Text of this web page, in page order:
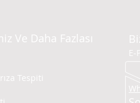
Ve Daha Fazlası
Tespiti
E-